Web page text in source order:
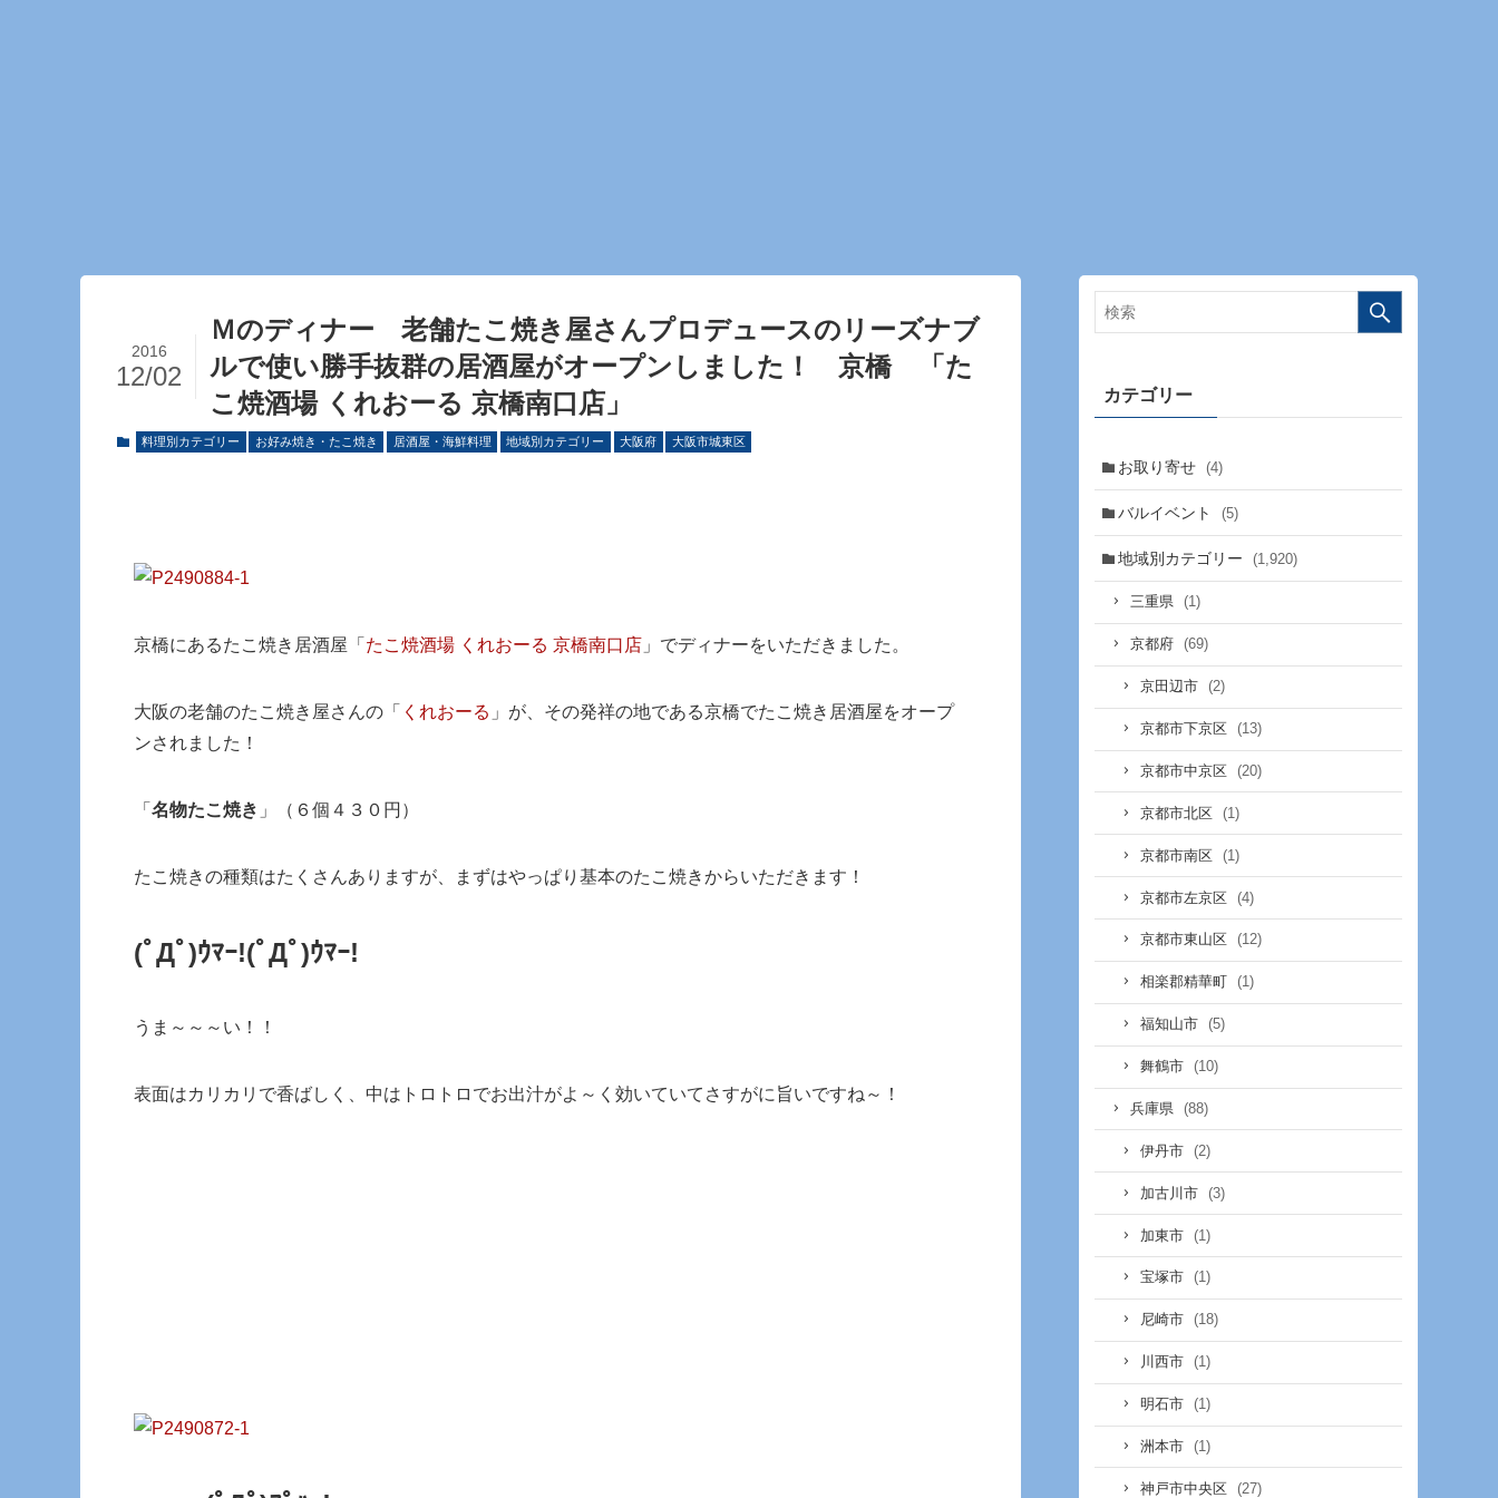
Ｍのディナー 老舗たこ焼き屋さんプロデュースのリーズナブ
ルで使い勝手抜群の居酒屋がオープンしました！ 京橋 「た
こ焼酒場 くれおーる 京橋南口店」
2016
12/02
料理別カテゴリー お好み焼き・たこ焼き 居酒屋・海鮮料理 地域別カテゴリー 大阪府 大阪市城東区
京橋にあるたこ焼き居酒屋「 たこ焼酒場 くれおーる 京橋南口店 」でディナーをいただきました。
大阪の老舗のたこ焼き屋さんの「 くれおーる 」が、その発祥の地である京橋でたこ焼き居酒屋をオープ
ンされました！
「 名物たこ焼き 」（６個４３０円）
たこ焼きの種類はたくさんありますが、まずはやっぱり基本のたこ焼きからいただきます！
(ﾟДﾟ)ｳﾏｰ!(ﾟДﾟ)ｳﾏｰ!
うま～～～い！！
表面はカリカリで香ばしく、中はトロトロでお出汁がよ～く効いていてさすがに旨いですね～！
カテゴリー
お取り寄せ (4)
バルイベント (5)
地域別カテゴリー (1,920)
三重県 (1)
京都府 (69)
京田辺市 (2)
京都市下京区 (13)
京都市中京区 (20)
京都市北区 (1)
京都市南区 (1)
京都市左京区 (4)
京都市東山区 (12)
相楽郡精華町 (1)
福知山市 (5)
舞鶴市 (10)
兵庫県 (88)
伊丹市 (2)
加古川市 (3)
加東市 (1)
宝塚市 (1)
尼崎市 (18)
川西市 (1)
明石市 (1)
洲本市 (1)
神戸市中央区 (27)